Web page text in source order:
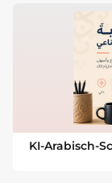
KI-Arabisch-